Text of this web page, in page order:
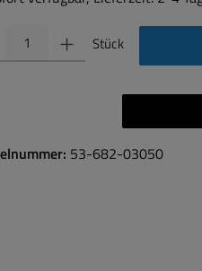
Anzahl: Gib den gewünschten
Stück
53-682-03050